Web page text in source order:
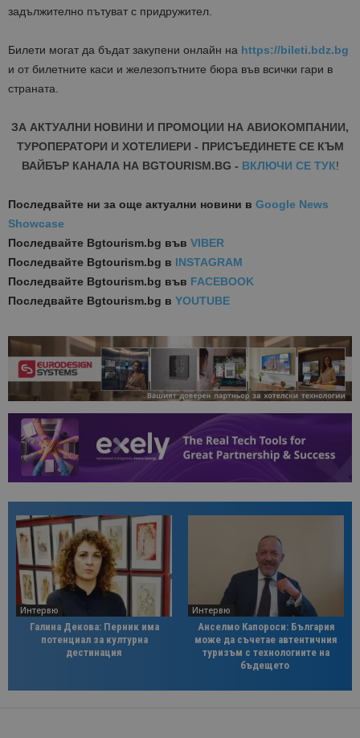
задължително пътуват с придружител.
Билети могат да бъдат закупени онлайн на https://bileti.bdz.bg
и от билетните каси и железопътните бюра във всички гари в
страната.
ЗА АКТУАЛНИ НОВИНИ И ПРОМОЦИИ НА АВИОКОМПАНИИ,
ТУРОПЕРАТОРИ И ХОТЕЛИЕРИ - ПРИСЪЕДИНЕТЕ СЕ КЪМ
ВАЙБЪР КАНАЛА НА BGTOURISM.BG - ВКЛЮЧИ СЕ ТУК!
Последвайте ни за още актуални новини в Google News
Showcase
Последвайте Bgtourism.bg във VIBER
Последвайте Bgtourism.bg в INSTAGRAM
Последвайте Bgtourism.bg във FACEBOOK
Последвайте Bgtourism.bg в YOUTUBE
Интервю
Галина Декова: Перник има
потенциал за културна
дестинация
Интервю
Анселмо Капороси: България
може да съчетае автентичния
туризъм с технологиите на
бъдещето